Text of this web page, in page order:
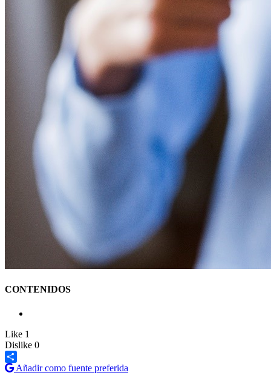
CONTENIDOS
Like 1
Dislike 0
Share
Añadir como fuente preferida